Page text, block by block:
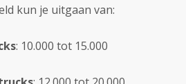
kun je uitgaan van:
: 10.000 tot 15.000